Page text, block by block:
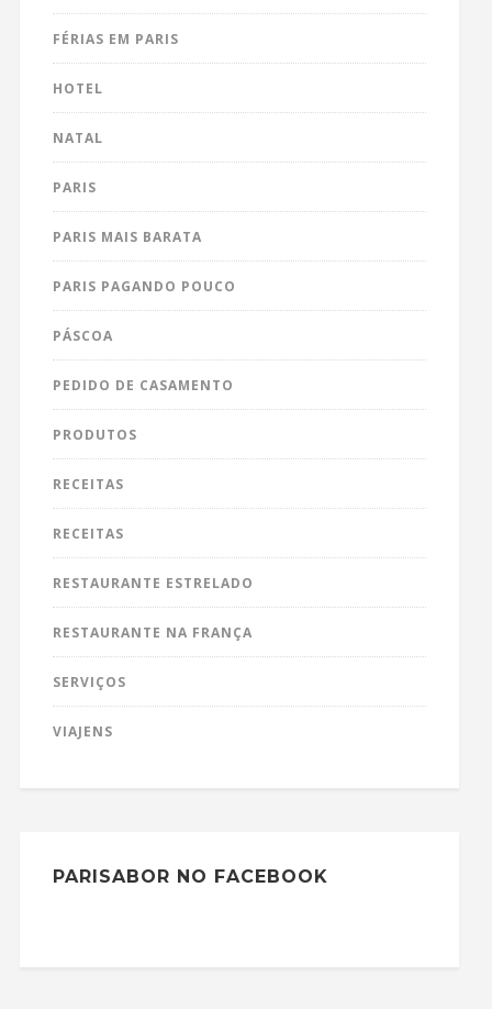
FÉRIAS EM PARIS
HOTEL
NATAL
PARIS
PARIS MAIS BARATA
PARIS PAGANDO POUCO
PÁSCOA
PEDIDO DE CASAMENTO
PRODUTOS
RECEITAS
RECEITAS
RESTAURANTE ESTRELADO
RESTAURANTE NA FRANÇA
SERVIÇOS
VIAJENS
PARISABOR NO FACEBOOK